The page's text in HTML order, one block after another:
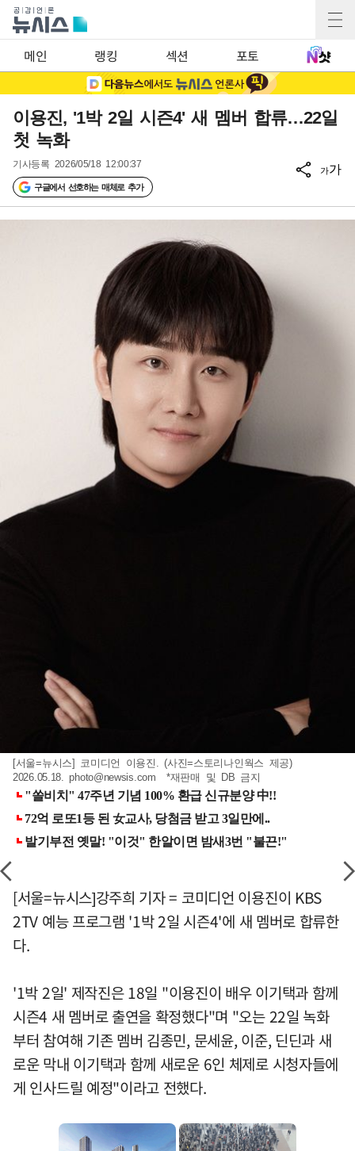
메인 랭킹 섹션 포토
이용진, '1박 2일 시즌4' 새 멤버 합류…22일
첫 녹화
기사등록 2026/05/18 12:00:37
구글에서 선호하는 매체로 추가
가가
[서울=뉴시스] 코미디언 이용진. (사진=스토리나인웍스 제공)
2026.05.18.photo@newsis.com *재판매 및 DB 금지
[서울=뉴시스]강주희 기자 = 코미디언 이용진이 KBS
2TV 예능 프로그램 '1박 2일 시즌4'에 새 멤버로 합류한
다.
'1박 2일' 제작진은 18일 "이용진이 배우 이기택과 함께
시즌4 새 멤버로 출연을 확정했다"며 "오는 22일 녹화
부터 참여해 기존 멤버 김종민, 문세윤, 이준, 딘딘과 새
로운 막내 이기택과 함께 새로운 6인 체제로 시청자들에
게 인사드릴 예정"이라고 전했다.